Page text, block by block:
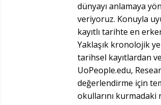
dünyayı anlamaya
veriyoruz. Konuyla
kayıtlı tarihte en
Yaklaşık kronolojik
tarihsel kayıtlardan
UoPeople.edu,
değerlendirme için
okullarını